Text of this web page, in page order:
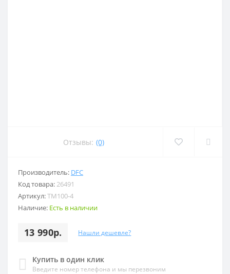
Отзывы: (0)
Производитель: DFC
Код товара:26491
Артикул:TM100-4
Наличие: Есть в наличии
13 990р. Нашли дешевле?
Купить в один клик
Введите номер телефона и мы перезвоним